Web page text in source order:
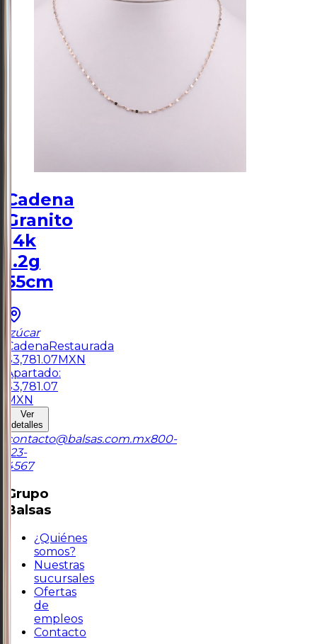
Cadena
Granito
14k
1.2g
55cm
Izúcar
CadenaRestaurada
$3,781.07MXN
Apartado:
$3,781.07
MXN
Ver
detalles
contacto@balsas.com.mx800-
123-
4567
Grupo
Balsas
¿Quiénes
somos?
Nuestras
sucursales
Ofertas
de
empleos
Contacto